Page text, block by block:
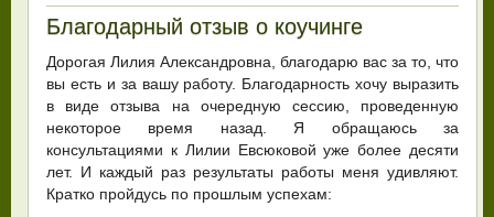
Благодарный отзыв о коучинге
Дорогая Лилия Александровна, благодарю вас за то, что
вы есть и за вашу работу. Благодарность хочу выразить
в виде отзыва на очередную сессию, проведенную
некоторое время назад. Я обращаюсь за
консультациями к Лилии Евсюковой уже более десяти
лет. И каждый раз результаты работы меня удивляют.
Кратко пройдусь по прошлым успехам: